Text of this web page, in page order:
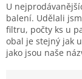
U
balení. Udělali
filtru, počty ks u
obal je stejný jak
jako jsou naše